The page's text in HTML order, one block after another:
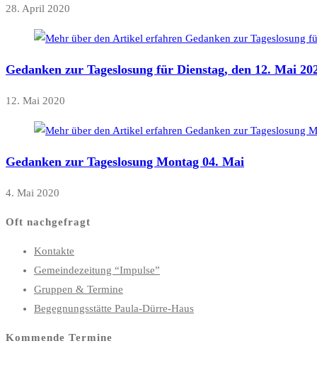
28. April 2020
Gedanken zur Tageslosung für Dienstag, den 12. Mai
12. Mai 2020
Gedanken zur Tageslosung Montag 04. Mai
4. Mai 2020
Oft nachgefragt
Kontakte
Gemeindezeitung “Impulse”
Gruppen & Termine
Begegnungsstätte Paula-Dürre-Haus
Kommende Termine